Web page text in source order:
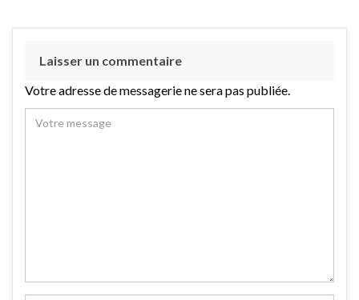
Laisser un commentaire
Votre adresse de messagerie ne sera pas publiée.